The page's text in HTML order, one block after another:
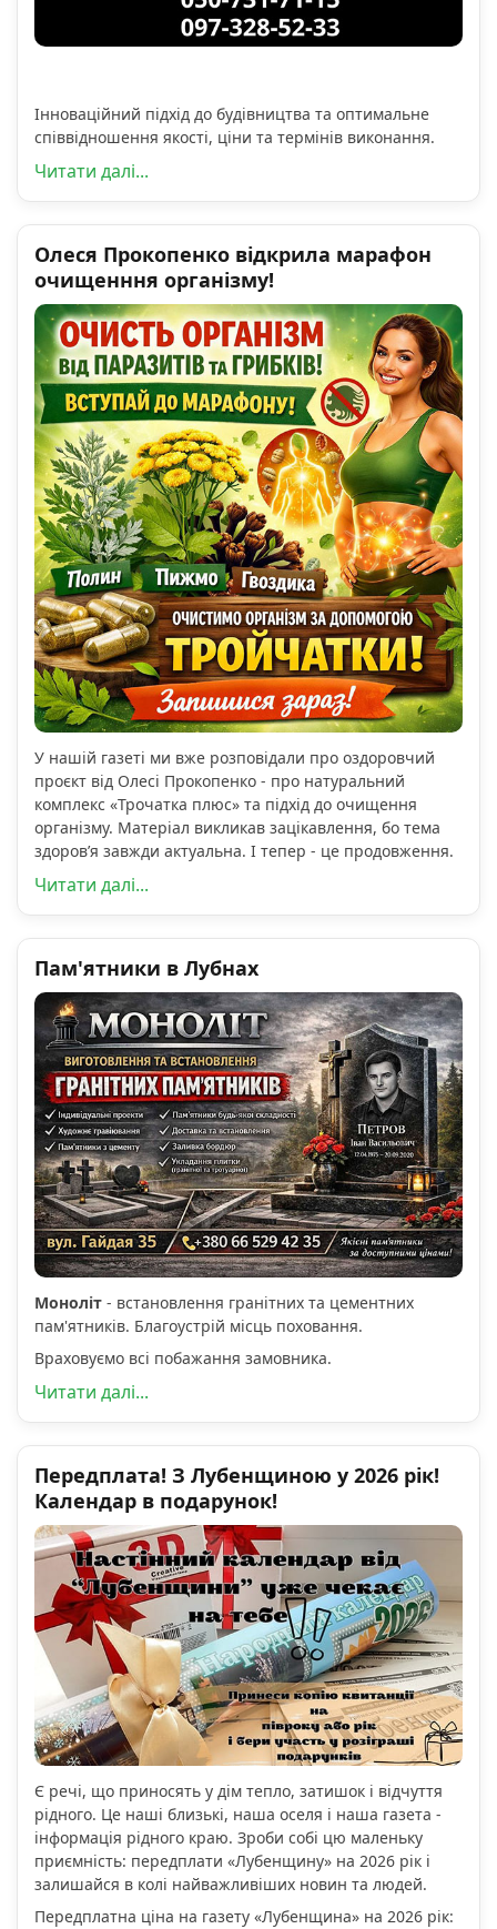
Інноваційний підхід до будівництва та оптимальне
співвідношення якості, ціни та термінів виконання.
Читати далі...
Олеся Прокопенко відкрила марафон
очищенння організму!
У нашій газеті ми вже розповідали про оздоровчий
проєкт від Олесі Прокопенко - про натуральний
комплекс «Трочатка плюс» та підхід до очищення
організму. Матеріал викликав зацікавлення, бо тема
здоров’я завжди актуальна. І тепер - це продовження.
Читати далі...
Пам'ятники в Лубнах
Моноліт - встановлення гранітних та цементних
пам'ятників. Благоустрій місць поховання.
Враховуємо всі побажання замовника.
Читати далі...
Передплата! З Лубенщиною у 2026 рік!
Календар в подарунок!
Є речі, що приносять у дім тепло, затишок і відчуття
рідного. Це наші близькі, наша оселя і наша газета -
інформація рідного краю. Зроби собі цю маленьку
приємність: передплати «Лубенщину» на 2026 рік і
залишайся в колі найважливіших новин та людей.
Передплатна ціна на газету «Лубенщина» на 2026 рік: